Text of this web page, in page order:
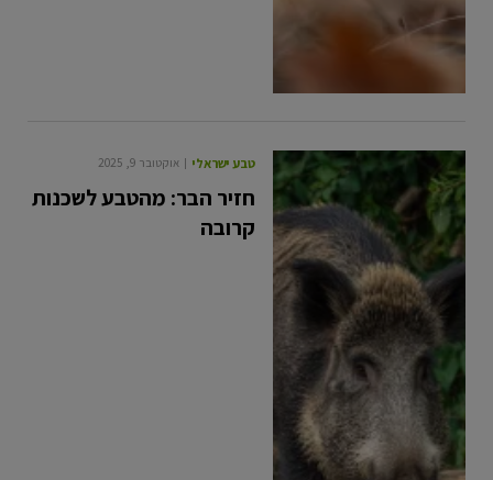
טבע ישראלי אוקטובר 9, 2025
חזיר הבר: מהטבע לשכנות
קרובה